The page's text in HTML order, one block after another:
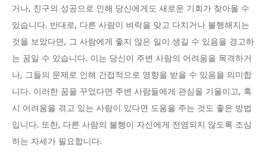
거나, 친구의 성공으로 인해 당신에게도 새로운 기회가 찾아올 수
있습니다. 반대로, 다른 사람이 벼락을 맞고 다치거나 불행해지는
것을 보았다면, 그 사람에게 좋지 않은 일이 생길 수 있음을 경고하
는 꿈일 수 있습니다. 이는 당신이 주변 사람의 어려움을 목격하거
나, 그들의 문제로 인해 간접적으로 영향을 받을 수 있음을 의미합
니다. 이러한 꿈을 꾸었다면 주변 사람들에게 관심을 기울이고, 혹
시 어려움을 겪고 있는 사람이 있다면 도움을 주는 것도 좋은 방법
입니다. 또한, 다른 사람의 불행이 자신에게 전염되지 않도록 조심
하는 자세가 필요합니다.